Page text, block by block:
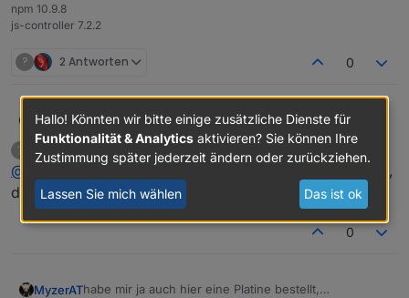
npm 10.9.8
js-controller 7.2.2
? 2 Antworten 0
MyzerAThabe mir ja auch hier eine Platine bestellt,
Ausführung Wohlfühlversion --> Verpackung -->
Lieferung 1A ***
Nun zu meiner Frage, kann man die Platine auch auf
?
Offline
Ein ehemaliger Benutzer schrieb am 16. März 2020, 20:39
zuletzt editiert von
@
wenn du keine gute Anleitung finden kannst,
dann schreibe eine.
0
MyzerAThabe mir ja auch hier eine Platine bestellt,
Hallo! Könnten wir bitte einige zusätzliche Dienste für
Funktionalität & Analytics aktivieren? Sie können Ihre
Zustimmung später jederzeit ändern oder zurückziehen.
Lassen Sie mich wählen Das ist ok